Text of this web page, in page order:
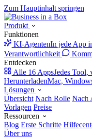
Zum Hauptinhalt springen
Produkt
Funktionen
KI-AgentenIn jede App
Verantwortlichkeit
Entdecken
Alle 16 AppsJedes Tool,
HerunterladenMac,
Lösungen
Übersicht Nach Rolle Nach
Vorlagen Preise
Ressourcen
Blog Erste Schritte
Über uns